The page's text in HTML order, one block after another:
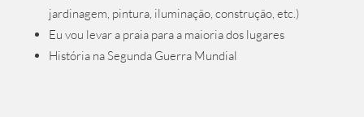
jardinagem, pintura, iluminação, construção, etc.)
Eu vou levar a praia para a maioria dos lugares
História na Segunda Guerra Mundial